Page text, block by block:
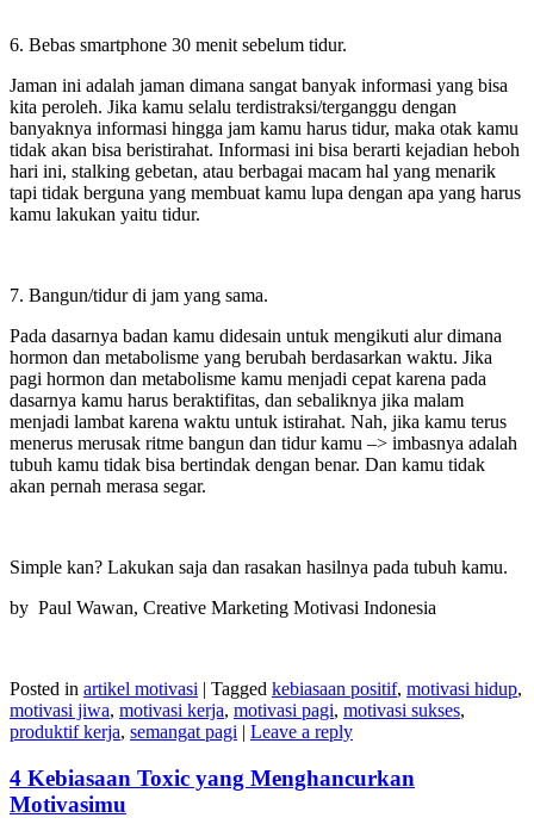
6. Bebas smartphone 30 menit sebelum tidur.
Jaman ini adalah jaman dimana sangat banyak informasi yang bisa
kita peroleh. Jika kamu selalu terdistraksi/terganggu dengan
banyaknya informasi hingga jam kamu harus tidur, maka otak kamu
tidak akan bisa beristirahat. Informasi ini bisa berarti kejadian heboh
hari ini, stalking gebetan, atau berbagai macam hal yang menarik
tapi tidak berguna yang membuat kamu lupa dengan apa yang harus
kamu lakukan yaitu tidur.
7. Bangun/tidur di jam yang sama.
Pada dasarnya badan kamu didesain untuk mengikuti alur dimana
hormon dan metabolisme yang berubah berdasarkan waktu. Jika
pagi hormon dan metabolisme kamu menjadi cepat karena pada
dasarnya kamu harus beraktifitas, dan sebaliknya jika malam
menjadi lambat karena waktu untuk istirahat. Nah, jika kamu terus
menerus merusak ritme bangun dan tidur kamu –> imbasnya adalah
tubuh kamu tidak bisa bertindak dengan benar. Dan kamu tidak
akan pernah merasa segar.
Simple kan? Lakukan saja dan rasakan hasilnya pada tubuh kamu.
by Paul Wawan, Creative Marketing Motivasi Indonesia
Posted in artikel motivasi | Tagged kebiasaan positif, motivasi hidup,
motivasi jiwa, motivasi kerja, motivasi pagi, motivasi sukses,
produktif kerja, semangat pagi | Leave a reply
4 Kebiasaan Toxic yang Menghancurkan
Motivasimu